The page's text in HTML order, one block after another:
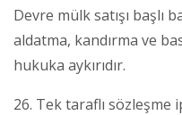
Devre mülk satışı başlı
aldatma, kandırma ve
hukuka aykırıdır.
26. Tek taraflı sözleşme